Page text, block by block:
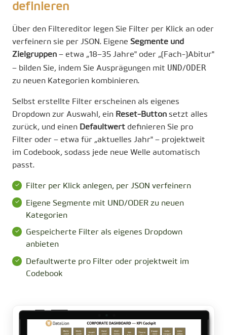
definieren
Über den Filtereditor legen Sie Filter per Klick an oder
verfeinern sie per JSON. Eigene Segmente und
Zielgruppen – etwa „18–35 Jahre" oder „(Fach-)Abitur"
– bilden Sie, indem Sie Ausprägungen mit UND/ODER
zu neuen Kategorien kombinieren.
Selbst erstellte Filter erscheinen als eigenes
Dropdown zur Auswahl, ein Reset-Button setzt alles
zurück, und einen Defaultwert definieren Sie pro
Filter oder – etwa für „aktuelles Jahr" – projektweit
im Codebook, sodass jede neue Welle automatisch
passt.
Filter per Klick anlegen, per JSON verfeinern
Eigene Segmente mit UND/ODER zu neuen
Kategorien
Gespeicherte Filter als eigenes Dropdown
anbieten
Defaultwerte pro Filter oder projektweit im
Codebook